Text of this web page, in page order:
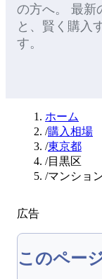
の方へ。 最新
と、 賢く購入
す。
ホーム
/購入相場
/東京都
/目黒区
/マンショ
広告
このペー